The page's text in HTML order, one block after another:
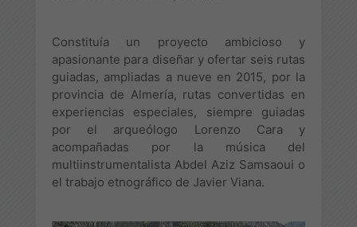
Constituía un proyecto ambicioso y
apasionante para diseñar y ofertar seis rutas
guiadas, ampliadas a nueve en 2015, por la
provincia de Almería, rutas convertidas en
experiencias especiales, siempre guiadas
por el arqueólogo Lorenzo Cara y
acompañadas por la música del
multiinstrumentalista Abdel Aziz Samsaoui o
el trabajo etnográfico de Javier Viana.